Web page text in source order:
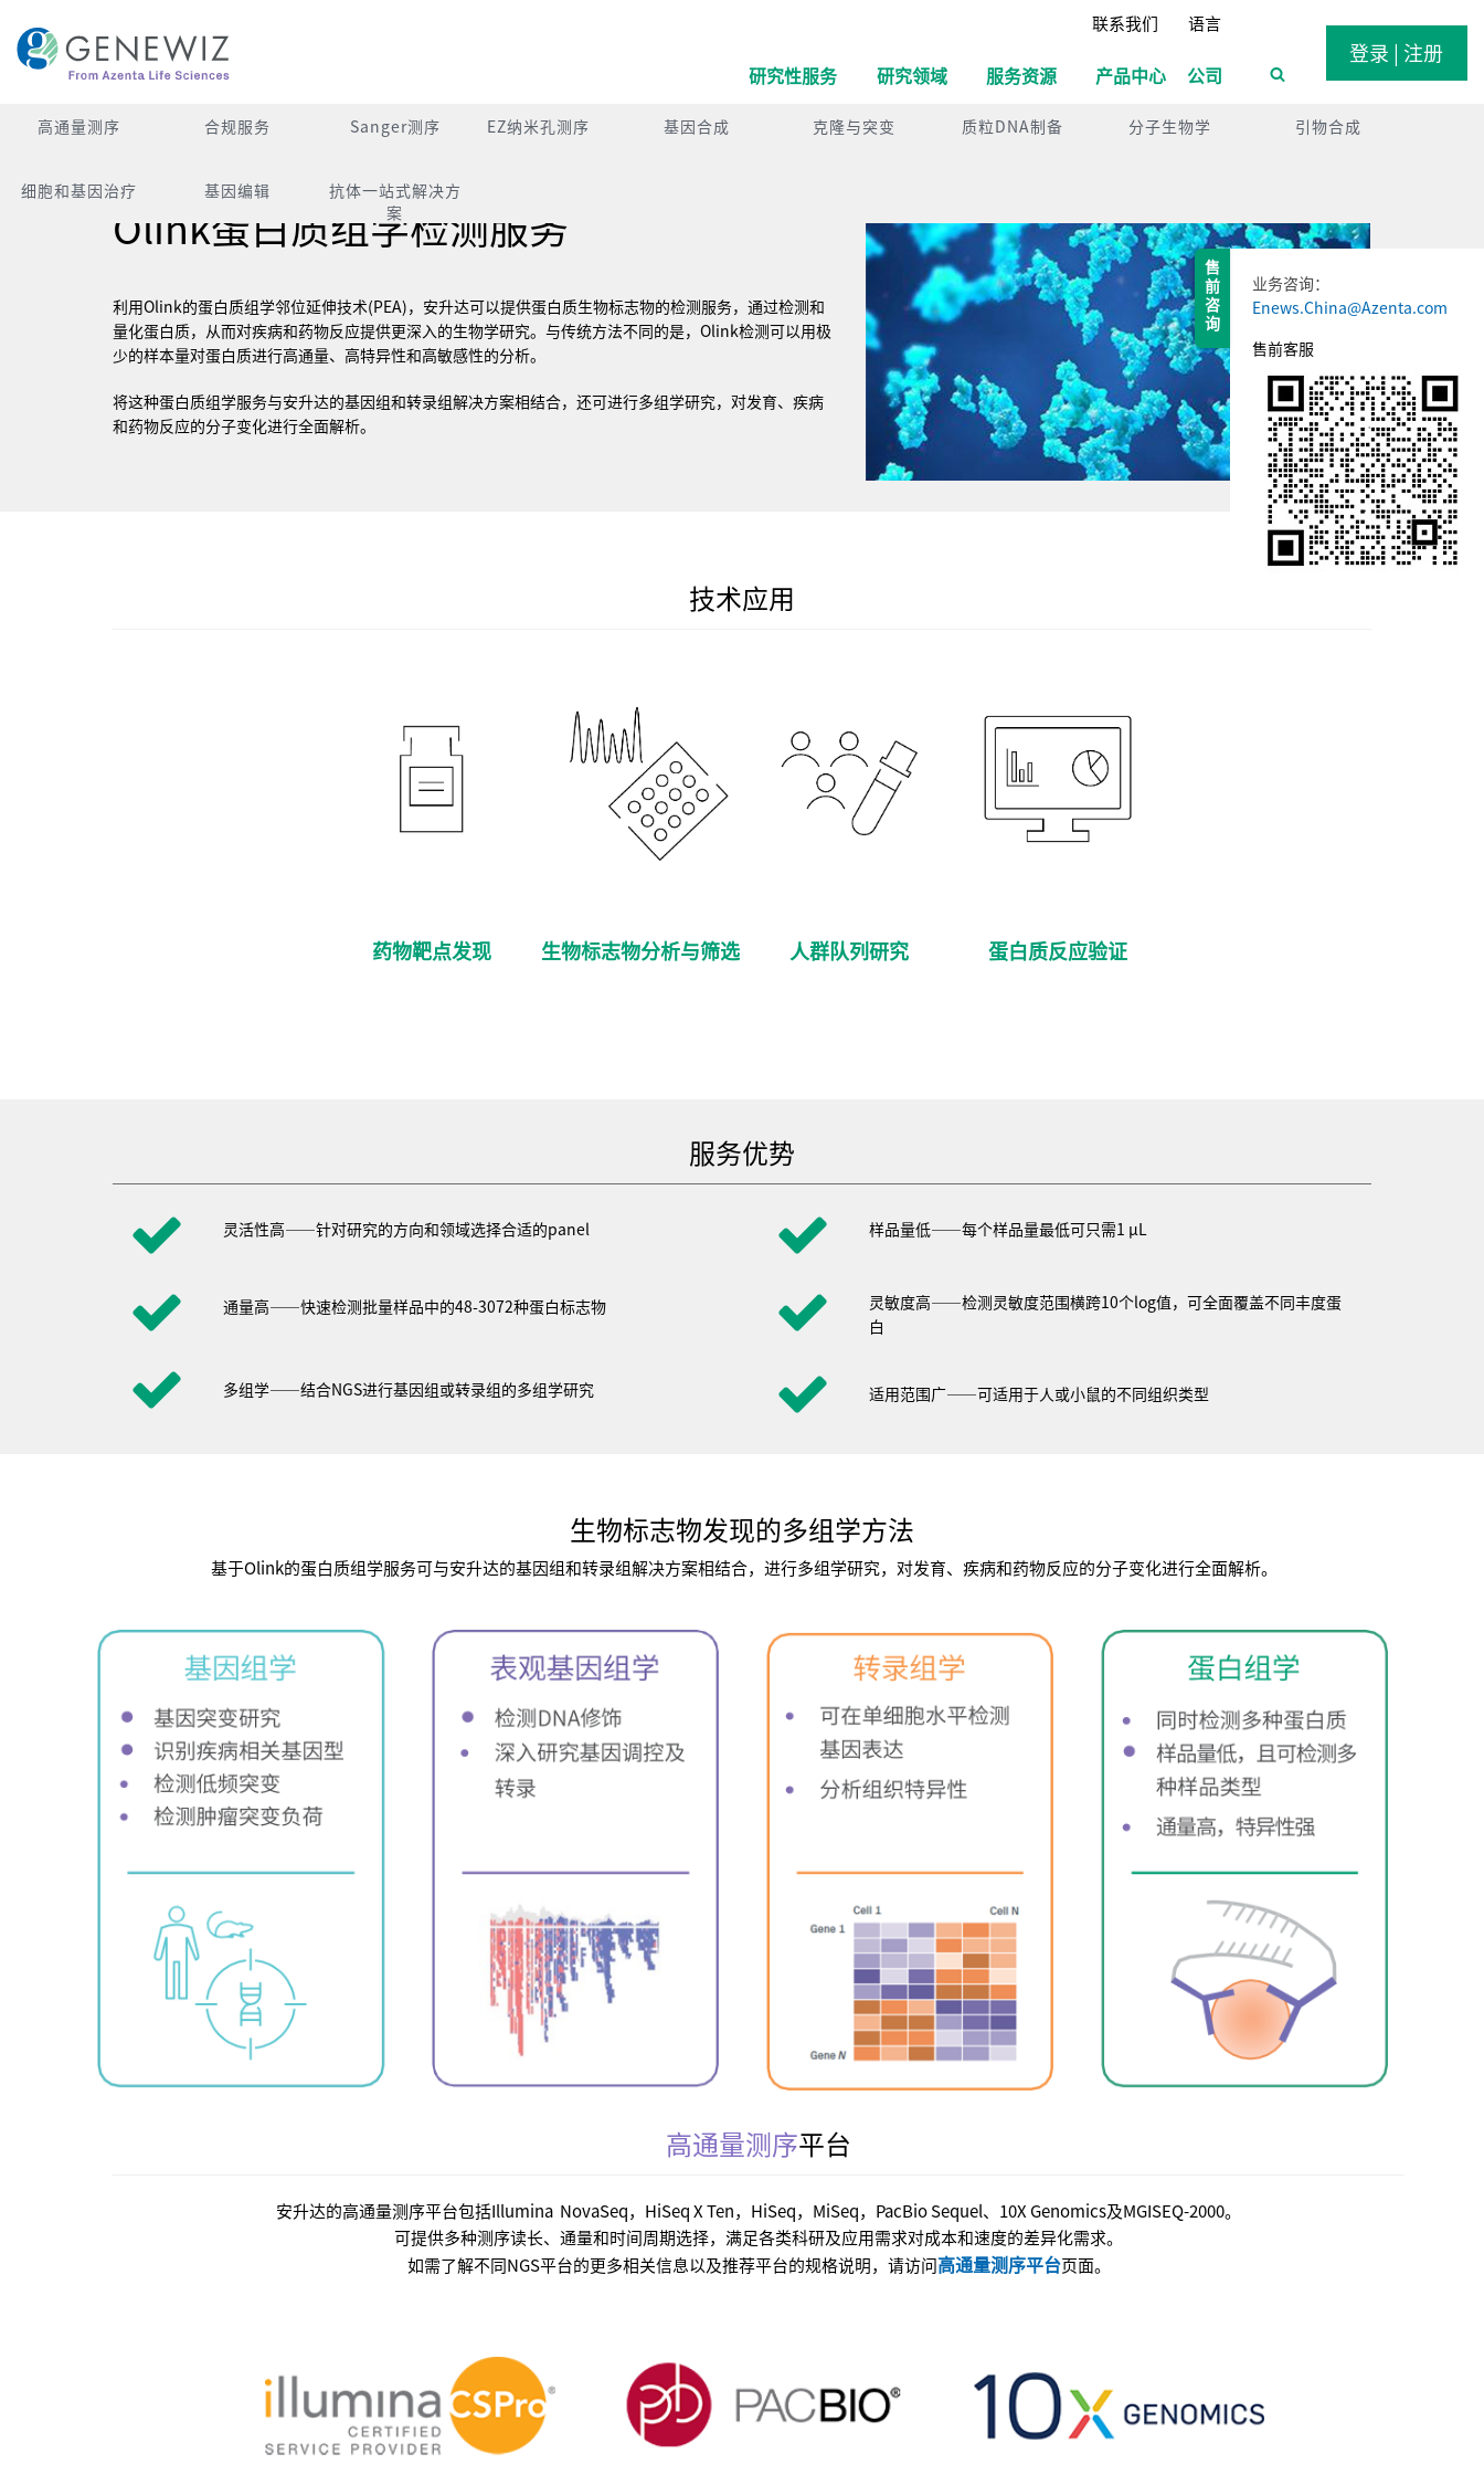
联系我们 语言
研究性服务 研究领域 服务资源 产品中心 公司
登录 | 注册
高通量测序 合规服务 Sanger测序 EZ纳米孔测序 基因合成 克隆与突变 质粒DNA制备 分子生物学 引物合成
细胞和基因治疗 基因编辑
抗体一站式解决方
案
Olink蛋白质组学检测服务
利用Olink的蛋白质组学邻位延伸技术(PEA)，安升达可以提供蛋白质生物标志物的检测服务，通过检测和
量化蛋白质，从而对疾病和药物反应提供更深入的生物学研究。与传统方法不同的是， Olink检测可以用极
少的样本量对蛋白质进行高通量、高特异性和高敏感性的分析。
将这种蛋白质组学服务与安升达的基因组和转录组解决方案相结合，还可进行多组学研究，对发育、疾病
和药物反应的分子变化进行全面解析。
技术应用
药物靶点发现 生物标志物分析与筛选 人群队列研究 蛋白质反应验证
服务优势
灵活性高――针对研究的方向和领域选择合适的panel
通量高――快速检测批量样品中的48-3072种蛋白标志物
多组学――结合NGS进行基因组或转录组的多组学研究
样品量低――每个样品量最低可只需1 μL
灵敏度高――检测灵敏度范围横跨10个log值，可全面覆盖不同丰度蛋
白
适用范围广――可适用于人或小鼠的不同组织类型
生物标志物发现的多组学方法
基于Olink的蛋白质组学服务可与安升达的基因组和转录组解决方案相结合，进行多组学研究，对发育、疾病和药物反应的分子变化进行全面解析。
高通量测序平台
安升达的高通量测序平台包括Illumina NovaSeq，HiSeq X Ten，HiSeq，MiSeq，PacBio Sequel、10X Genomics及MGISEQ-2000。
可提供多种测序读长、通量和时间周期选择，满足各类科研及应用需求对成本和速度的差异化需求。
如需了解不同NGS平台的更多相关信息以及推荐平台的规格说明，请访问高通量测序平台页面。
售 前 咨 询
业务咨询：
Enews.China@Azenta.com
售前客服